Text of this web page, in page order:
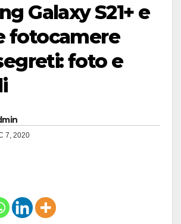
Galaxy S21+ e
fotocamere
foto e
7, 2020